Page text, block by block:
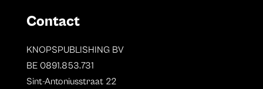
Contact
KNOPSPUBLISHING BV
BE 0891.853.731
Sint-Antoniusstraat 22